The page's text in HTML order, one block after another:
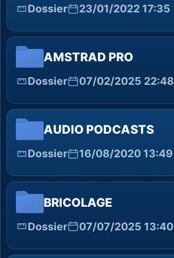
Dossier 23/01/2022 17:35
AMSTRAD PRO
Dossier 07/02/2025 22:48
AUDIO PODCASTS
Dossier 16/08/2020 13:49
BRICOLAGE
Dossier 07/07/2025 13:40